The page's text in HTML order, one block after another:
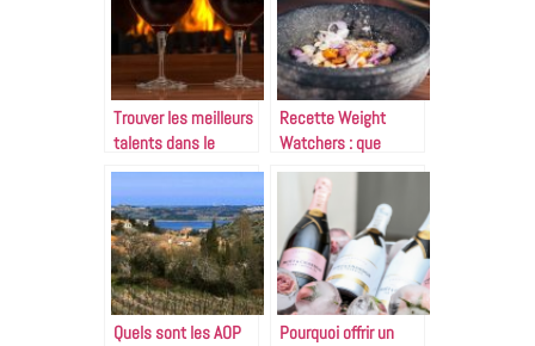
Trouver les meilleurs
talents dans le
secteur du vin pour
l’entreprise
Recette Weight
Watchers : que
savoir ?
Quels sont les AOP
Pourquoi offrir un